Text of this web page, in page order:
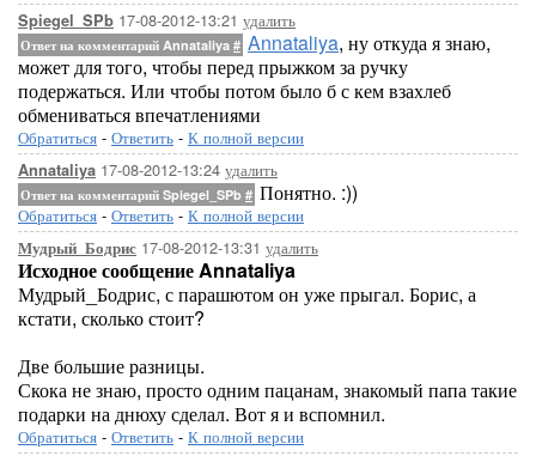
Spiegel_SPb 17-08-2012-13:21 удалить
Ответ на комментарий Annataliya # Annataliya, ну откуда я знаю,
может для того, чтобы перед прыжком за ручку
подержаться. Или чтобы потом было б с кем взахлеб
обмениваться впечатлениями
Обратиться - Ответить - К полной версии
Annataliya 17-08-2012-13:24 удалить
Ответ на комментарий Spiegel_SPb # Понятно. :))
Обратиться - Ответить - К полной версии
Мудрый_Бодрис 17-08-2012-13:31 удалить
Исходное сообщение Annataliya
Мудрый_Бодрис, с парашютом он уже прыгал. Борис, а
кстати, сколько стоит?
Две большие разницы.
Скока не знаю, просто одним пацанам, знакомый папа такие
подарки на днюху сделал. Вот я и вспомнил.
Обратиться - Ответить - К полной версии